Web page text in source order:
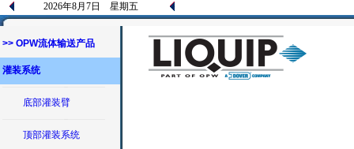
2026年8月7日 星期五
>> OPW流体输送产品
灌装系统
底部灌装臂
顶部灌装系统